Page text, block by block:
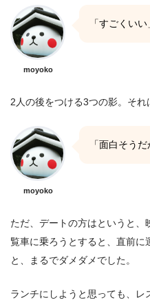
moyoko
「すごくい
2人の後をつける3つの影。それ
moyoko
「面白そう
ただ、デートの方はというと、
覧車に乗ろうとすると、直前
と、まるでダメダメでした。
ランチにしようと思っても、レ